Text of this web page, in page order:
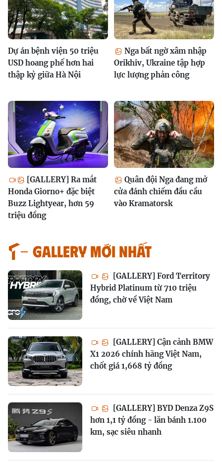
Dự án bệnh viện 50 triệu
USD hoang phế hơn hai
thập kỷ giữa Hà Nội
Nga bất ngờ xâm nhập
Orikhiv, Ukraine tập hợp
lực lượng phản công
[GALLERY] Ra mắt
Honda Giorno+ đặc biệt
Buzz Lightyear, hơn 59
triệu đồng
Quân đội Nga đang mở
cửa đánh chiếm đầu cầu
vào Kramatorsk
GALLERY MỚI NHẤT
[GALLERY] Ford Territory
Hybrid Platinum từ 710 triệu
đồng, chờ về Việt Nam
[GALLERY] Cận cảnh BMW
X1 2026 chính hãng Việt Nam,
chốt giá 1,668 tỷ đồng
[GALLERY] BYD Denza Z9S
hơn 1,1 tỷ đồng - lăn bánh 1.100
km, sạc siêu nhanh